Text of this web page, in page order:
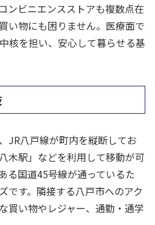
ンビニエンスストアも複数点在
い物にも困りません。医療面で
核を担い、安心して暮らせる基
JR八戸線が町内を縦断してお
木駅」などを利用して移動が可
る国道45号線が通っているた
です。隣接する八戸市へのアク
買い物やレジャー、通勤・通学